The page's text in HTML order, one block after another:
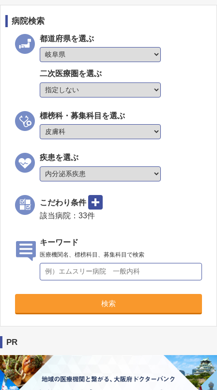
病院検索
都道府県を選ぶ
二次医療圏を選ぶ
標榜科・募集科目を選ぶ
疾患を選ぶ
こだわり条件
該当病院： 33件
キーワード
医療機関名、標榜科目、募集科目で検索
検索
PR